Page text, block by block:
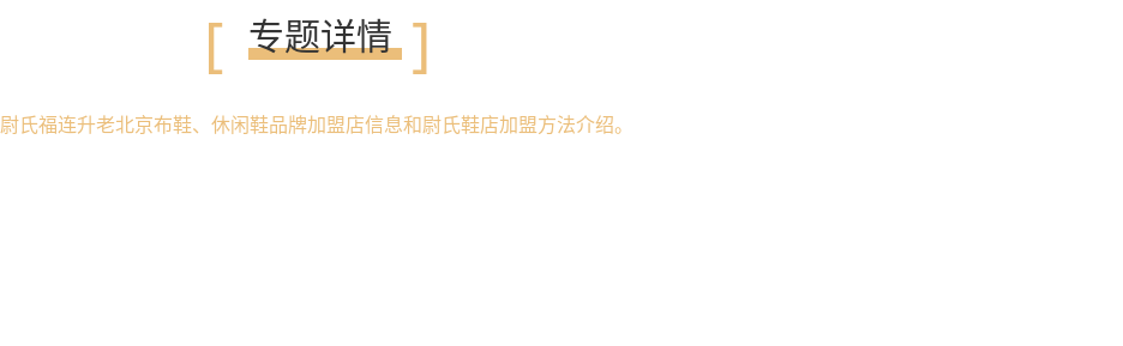
[ 专题详情 ]
尉氏福连升老北京布鞋、休闲鞋品牌加盟店信息和尉氏鞋店加盟方法介绍。